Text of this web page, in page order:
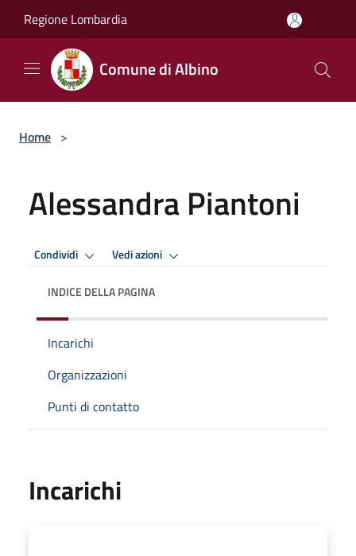
Regione Lombardia
Comune di Albino
Home >
Alessandra Piantoni
Condividi Vedi azioni
INDICE DELLA PAGINA
Incarichi
Organizzazioni
Punti di contatto
Incarichi